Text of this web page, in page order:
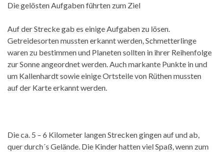
Die gelösten Aufgaben führten zum Ziel
Auf der Strecke gab es einige Aufgaben zu lösen.
Getreidesorten mussten erkannt werden, Schmetterlinge
waren zu bestimmen und Planeten sollten in ihrer Reihenfolge
zur Sonne angeordnet werden. Auch markante Punkte in und
um Kallenhardt sowie einige Ortsteile von Rüthen mussten
auf der Karte erkannt werden.
Die ca. 5 – 6 Kilometer langen Strecken gingen auf und ab,
quer durch´s Gelände. Die Kinder hatten viel Spaß, wenn zum